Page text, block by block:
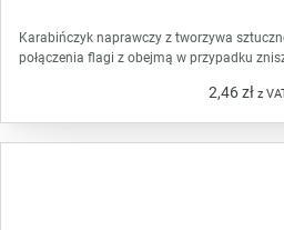
Karabińczyk naprawczy z tworzywa
połączenia flagi z obejmą w przypadku
2,46zł z